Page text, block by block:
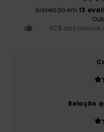
baseado em 13
92% dos
Relação